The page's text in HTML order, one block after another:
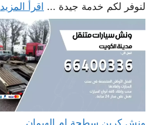
لنوفر لكم خدمة جيدة ... اقرأ المزيد
ونش كرين سطحة ام الهيمان